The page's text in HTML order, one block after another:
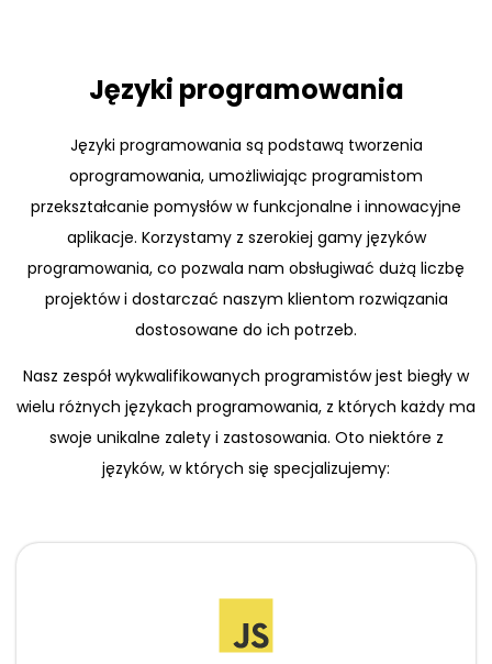
Języki programowania
Języki programowania są podstawą tworzenia
oprogramowania, umożliwiając programistom
przekształcanie pomysłów w funkcjonalne i innowacyjne
aplikacje. Korzystamy z szerokiej gamy języków
programowania, co pozwala nam obsługiwać dużą liczbę
projektów i dostarczać naszym klientom rozwiązania
dostosowane do ich potrzeb.
Nasz zespół wykwalifikowanych programistów jest biegły w
wielu różnych językach programowania, z których każdy ma
swoje unikalne zalety i zastosowania. Oto niektóre z
języków, w których się specjalizujemy: